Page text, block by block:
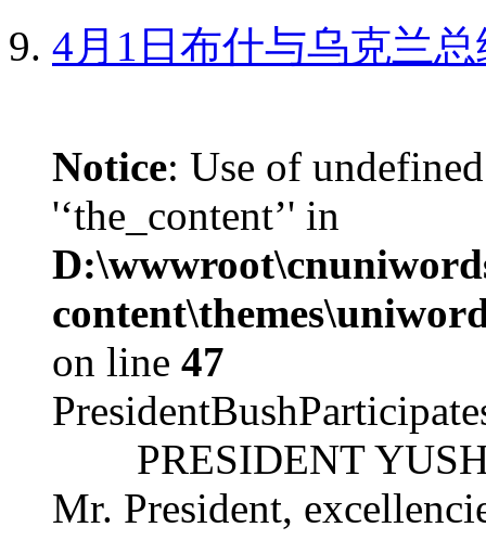
4月1日布什与乌克兰
Notice: Use of
'‘the_content’' in
on line 47
PRESIDENT
Mr. President,